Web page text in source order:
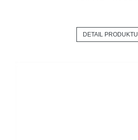
DETAIL PRODUKTU